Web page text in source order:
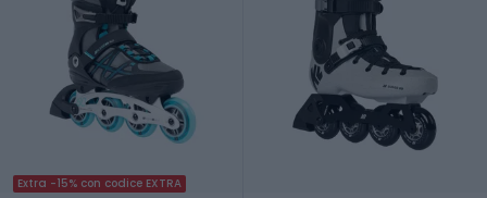
Extra -15% con codice EXTRA